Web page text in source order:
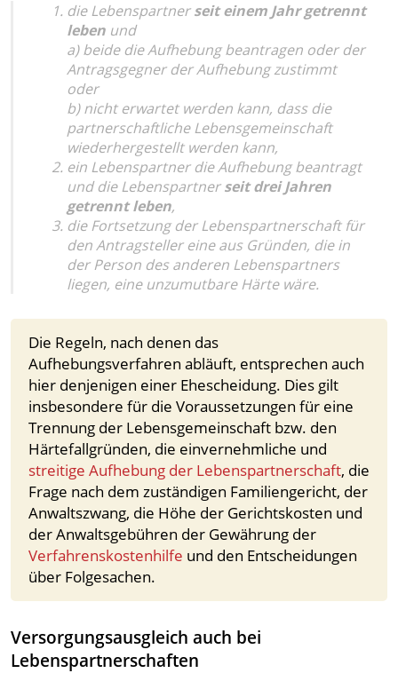
die Lebenspartnerseit einem Jahr getrennt
leben und
a) beide die Aufhebung beantragen oder der
Antragsgegner der Aufhebung zustimmt
oder
b) nicht erwartet werden kann, dass die
partnerschaftliche Lebensgemeinschaft
wiederhergestellt werden kann,
ein Lebenspartner die Aufhebung beantragt
und die Lebenspartnerseit drei Jahren
getrennt leben,
die Fortsetzung der Lebenspartnerschaft für
den Antragsteller eine aus Gründen, die in
der Person des anderen Lebenspartners
liegen, eine unzumutbare Härte wäre.
Die Regeln, nach denen das
Aufhebungsverfahren abläuft, entsprechen auch
hier denjenigen einer Ehescheidung. Dies gilt
insbesondere für die Voraussetzungen für eine
Trennung der Lebensgemeinschaft bzw. den
Härtefallgründen, die einvernehmliche und
streitige Aufhebung der Lebenspartnerschaft, die
Frage nach dem zuständigen Familiengericht, der
Anwaltszwang, die Höhe der Gerichtskosten und
der Anwaltsgebühren der Gewährung der
Verfahrenskostenhilfe und den Entscheidungen
über Folgesachen.
Versorgungsausgleich auch bei
Lebenspartnerschaften